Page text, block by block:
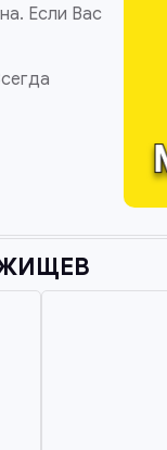
Если Вас